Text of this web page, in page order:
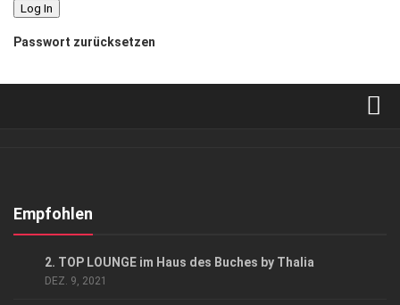
Passwort zurücksetzen
Kontakt, Impressum
Empfohlen
2. TOP LOUNGE im Haus des Buches by Thalia
DEZ. 9, 2021